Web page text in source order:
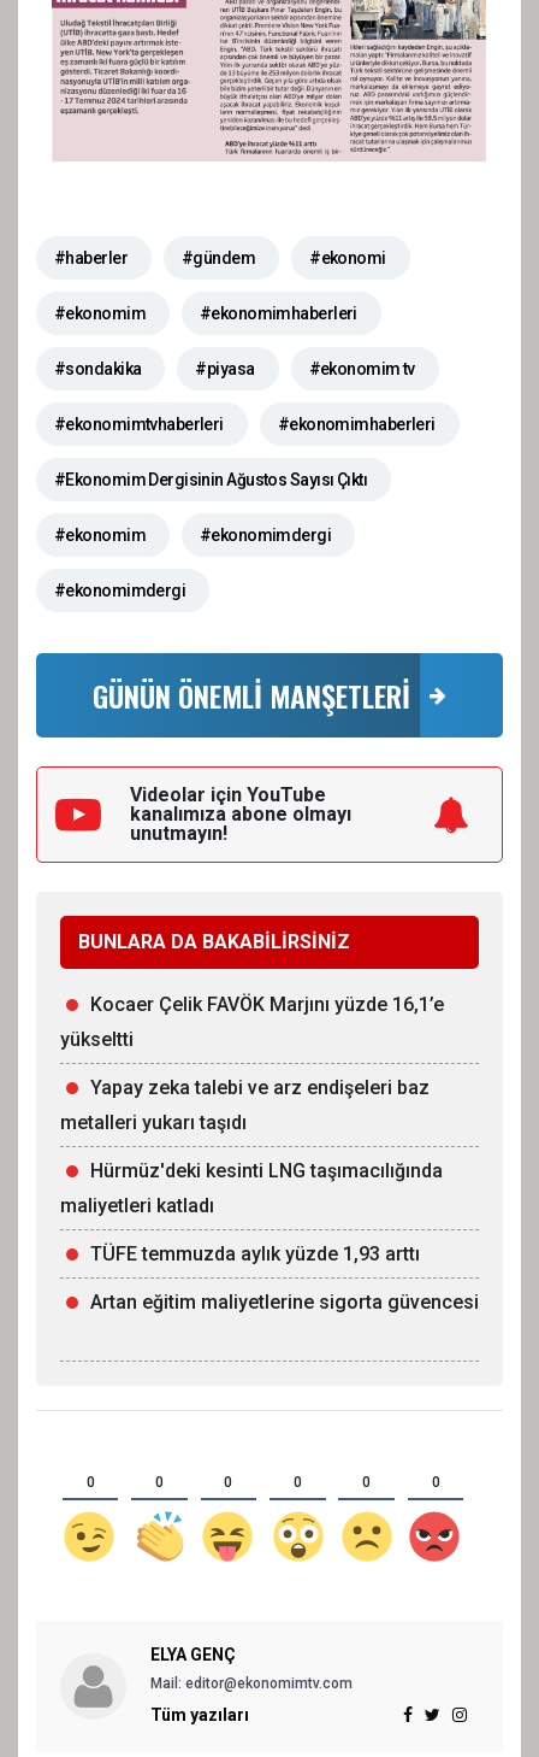
#haberler #gündem #ekonomi
#ekonomim #ekonomimhaberleri
#sondakika #piyasa #ekonomim tv
#ekonomimtvhaberleri #ekonomimhaberleri
#Ekonomim Dergisinin Ağustos Sayısı Çıktı
#ekonomim #ekonomimdergi
#ekonomimdergi
GÜNÜN ÖNEMLİ MANŞETLERİ
Videolar için YouTube
kanalımıza abone olmayı
unutmayın!
BUNLARA DA BAKABİLİRSİNİZ
Kocaer Çelik FAVÖK Marjını yüzde 16,1’e
yükseltti
Yapay zeka talebi ve arz endişeleri baz
metalleri yukarı taşıdı
Hürmüz'deki kesinti LNG taşımacılığında
maliyetleri katladı
TÜFE temmuzda aylık yüzde 1,93 arttı
Artan eğitim maliyetlerine sigorta güvencesi
0 0 0 0 0 0
ELYA GENÇ
Mail: editor@ekonomimtv.com
Tüm yazıları